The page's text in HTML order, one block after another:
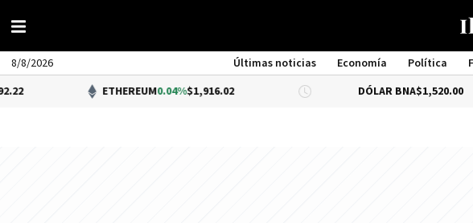
8/8/2026 Últimas noticias Economía Política
ETHEREUM0.04%$1,916.02 DÓLAR BNA $1,520.00